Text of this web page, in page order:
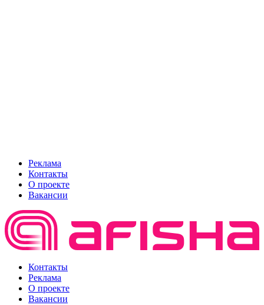
Реклама
Контакты
О проекте
Вакансии
Контакты
Реклама
О проекте
Вакансии